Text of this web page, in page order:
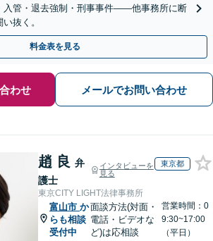
入管・退去強制・刑事事件——他事務所に断
抜く。
料金表を見る
わせ メールでお問い合わせ
趙 良 弁
護士
インタビューを
見る
東京都
東京CITY LIGHT法律事務所
富山市 か
らも相談
受付中
面談方法(対面・
電話・ビデオな
ど)は応相談
営業時間：0
9:30~17:00
（平日）